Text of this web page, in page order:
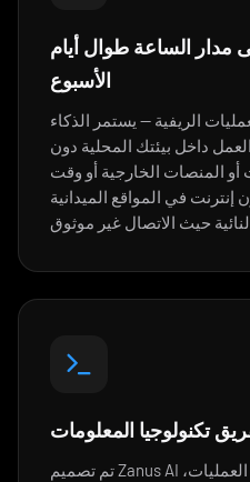
الساعة طوال أيام
الأسبوع
الريفية — يستمر الذكاء
داخل بيئتك المحلية دون
أو المنصات الخارجية أو وقت
في المواقع الميدانية
تكنولوجيا المعلومات
تم تصميم Zanus AI لأصحاب المزارع ومديري العمليات،